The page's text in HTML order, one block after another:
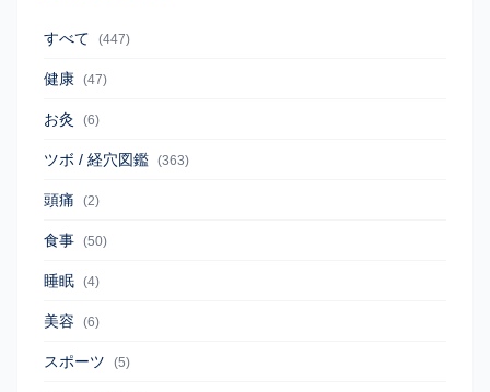
すべて (447)
健康 (47)
お灸 (6)
ツボ / 経穴図鑑 (363)
頭痛 (2)
食事 (50)
睡眠 (4)
美容 (6)
スポーツ (5)